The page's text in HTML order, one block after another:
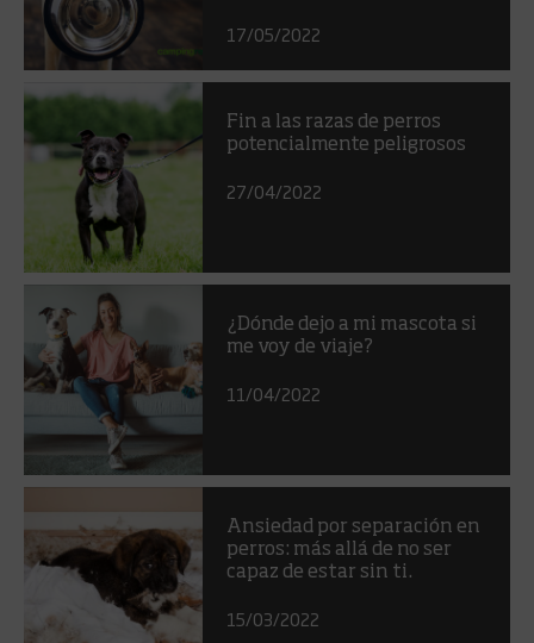
17/05/2022
Fin a las razas de perros
potencialmente peligrosos
27/04/2022
¿Dónde dejo a mi mascota si
me voy de viaje?
11/04/2022
Ansiedad por separación en
perros: más allá de no ser
capaz de estar sin ti.
15/03/2022